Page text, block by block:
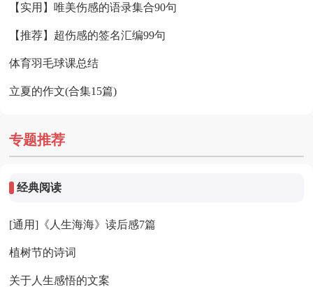
【实用】唯美伤感的语录集合90句
【推荐】超伤感的签名汇编99句
体育羽毛球课总结
立夏的作文(合集15篇)
专题推荐
经典阅读
[通用]《人生海海》读后感7篇
植树节的诗词
关于人生感悟的文案